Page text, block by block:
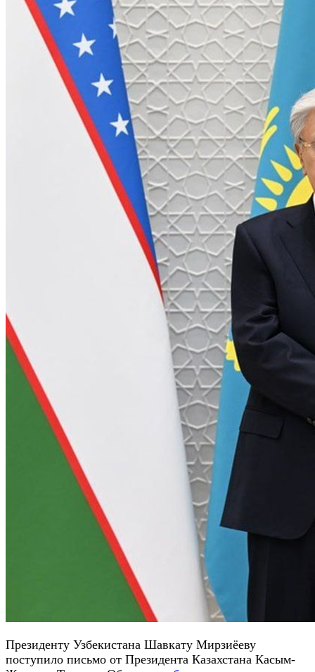
Президенту Узбекистана Шавкату Мирзиёеву
поступило письмо от Президента Казахстана Касым-